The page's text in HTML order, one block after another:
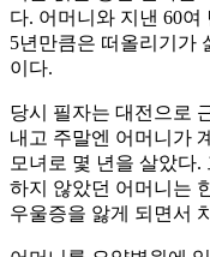
다. 어머니와 지낸 60
5년만큼은 떠올리기가
이다.
당시 필자는 대전으로
내고 주말엔 어머니가
모녀로 몇 년을 살았다
하지 않았던 어머니는
우울증을 앓게 되면서